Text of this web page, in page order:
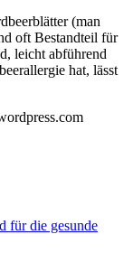
(man
oft Bestandteil für
leicht abführend
hat, lässt
für die gesunde